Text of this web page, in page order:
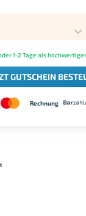
1-2 Tage als
GUTSCHEIN
Rechnung